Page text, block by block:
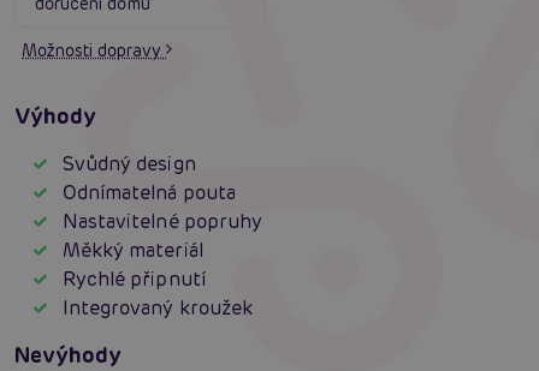
Možnosti dopravy
Výhody
Svůdný design
Odnímatelná pouta
Nastavitelné popruhy
Měkký materiál
Rychlé připnutí
Integrovaný kroužek
Nevýhody